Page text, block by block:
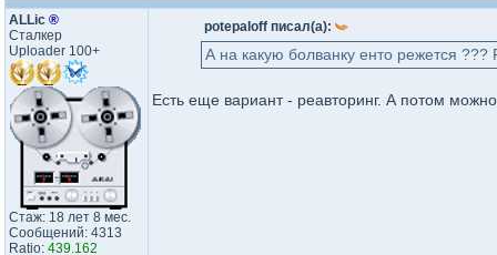
ALLic ®
Сталкер
Uploader 100+
Стаж: 18 лет 8 мес.
Сообщений: 4313
Ratio: 439.162
potepaloff писал(а):
А на какую болванку енто режется
Есть еще вариант - реавторинг. А потом